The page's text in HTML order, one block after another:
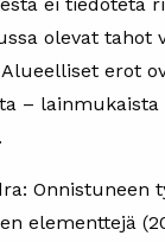
olevat tahot
erot
– lainmukaista
Onnistuneen
elementtejä